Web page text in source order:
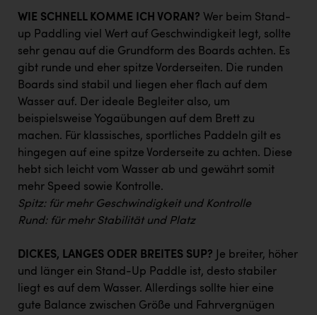
TGW Logistics
TRAILOMAT & Cycling Austria
VERITAS
Vier Diamanten
Vorlagenportal
Wir besiegen Krebs
Wirtschaftskammer OÖ
ZGONC
Österreichisches Hebammengremium
WIE SCHNELL KOMME ICH VORAN? Wer beim Stand-
up Paddling viel Wert auf Geschwindigkeit legt, sollte
sehr genau auf die Grundform des Boards achten. Es
gibt runde und eher spitze Vorderseiten. Die runden
Boards sind stabil und liegen eher flach auf dem
Wasser auf. Der ideale Begleiter also, um
beispielsweise Yogaübungen auf dem Brett zu
machen. Für klassisches, sportliches Paddeln gilt es
hingegen auf eine spitze Vorderseite zu achten. Diese
hebt sich leicht vom Wasser ab und gewährt somit
mehr Speed sowie Kontrolle.
Spitz: für mehr Geschwindigkeit und Kontrolle
Rund: für mehr Stabilität und Platz
DICKES, LANGES ODER BREITES SUP?
Je breiter, höher
und länger ein Stand-Up Paddle ist, desto stabiler
liegt es auf dem Wasser. Allerdings sollte hier eine
gute Balance zwischen Größe und Fahrvergnügen